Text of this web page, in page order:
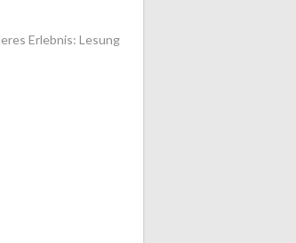
Erlebnis: Lesung